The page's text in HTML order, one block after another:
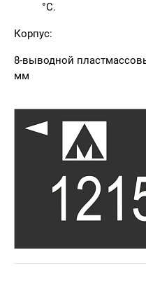
°C.
Корпус:
8-выводной
мм